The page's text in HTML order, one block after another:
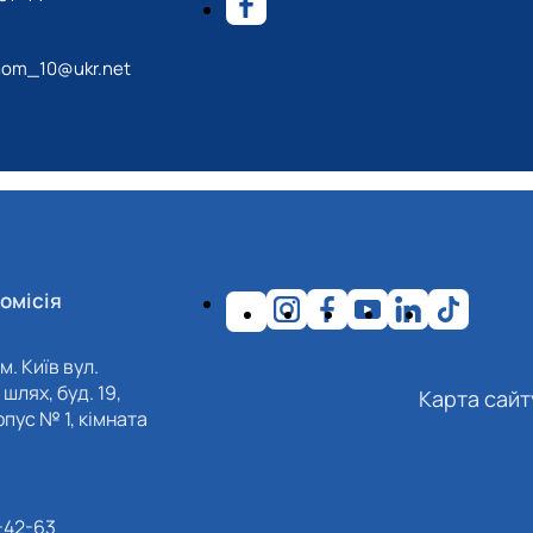
Київ вул.
шлях, буд. 19,
№ 1, кімната
63
Карта